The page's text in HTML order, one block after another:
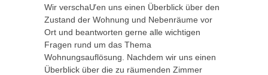
Wir verschaƯen uns einen Überblick über den
Zustand der Wohnung und Nebenräume vor
Ort und beantworten gerne alle wichtigen
Fragen rund um das Thema
Wohnungsauflösung. Nachdem wir uns einen
Überblick über die zu räumenden Zimmer